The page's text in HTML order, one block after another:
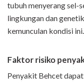
tubuh menyerang sel-
lingkungan dan
kemunculan kondisi ini.
Faktor risiko
Penyakit Behcet